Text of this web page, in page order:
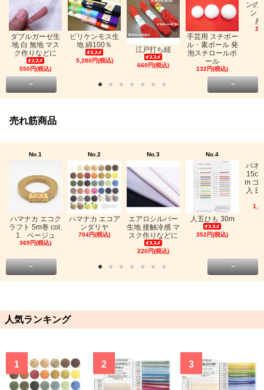
ダブルガーゼ生
地 白 無地 マス
ク作りなどに
550円(税込)
ビリケンモス生
地 綿100％
5,280円(税込)
江戸打ち紐
660円(税込)
手芸用 スチボー
ル・素ボール 発
泡スチロールボ
ール
132円(税込)
ンの
ン
糸
< >
売れ筋商品
No.1
ハマナカ エコク
ラフト 5m巻 col.
1 ベージュ
369円(税込)
No.2
ハマナカ エコア
ンダリヤ
704円(税込)
No.3
エアロシルバー
生地 接触冷感 マ
スク作りなどに
220円(税込)
No.4
人五ひも 30m
352円(税込)
バネ
m ゴ
入
< >
人気ランキング
1 2 3